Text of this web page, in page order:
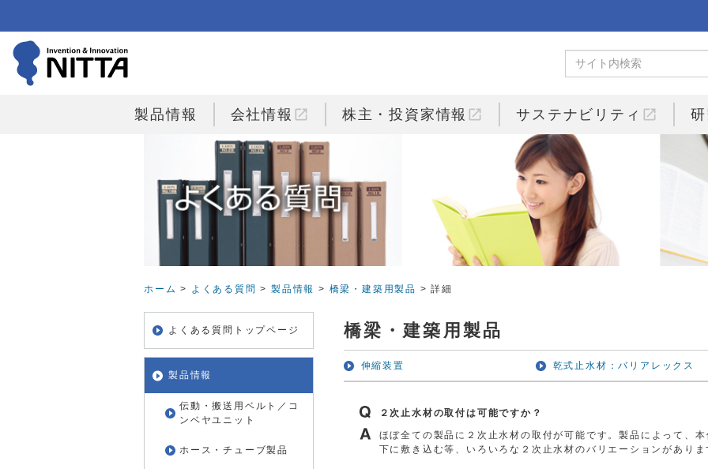
製品情報 会社情報 open_in_new 株主・投資家情報 open_in_new サステナビリティ open_in_new
ホーム > よくある質問 >製品情報 > 橋梁・建築用製品 > 詳細
よくある質問トップページ
製品情報
伝動・搬送用ベルト／コ
ンベヤユニット
ホース・チューブ製品
橋梁・建築用製品
伸縮装置 乾式止水材：バリアレックス
２次止水材の取付は可能ですか？
ほぼ全ての製品に２次止水材の取付が可能です。製品によって、
下に敷き込む等、いろいろな２次止水材のバリエーションがありま